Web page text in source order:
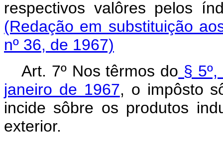
respectivos valôres
(Redação em substituição
nº 36, de 1967)
Art. 7º Nos têrmos do §
janeiro de 1967, o impôsto
incide sôbre os produtos
exterior.